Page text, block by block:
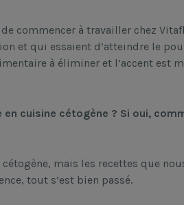
commencer à travailler chez
et qui essaient d’atteindre le
à éliminer et l’accent est
cuisine cétogène ? Si oui,
mais les recettes que
tout s’est bien passé.